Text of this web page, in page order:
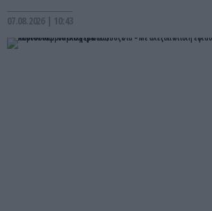
07.08.2026 | 10:43